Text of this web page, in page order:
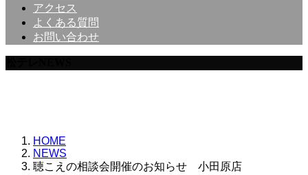
アクセス
よくある質問
お問い合わせ
HOME
NEWS
聴こえの相談会開催のお知らせ 小田原店